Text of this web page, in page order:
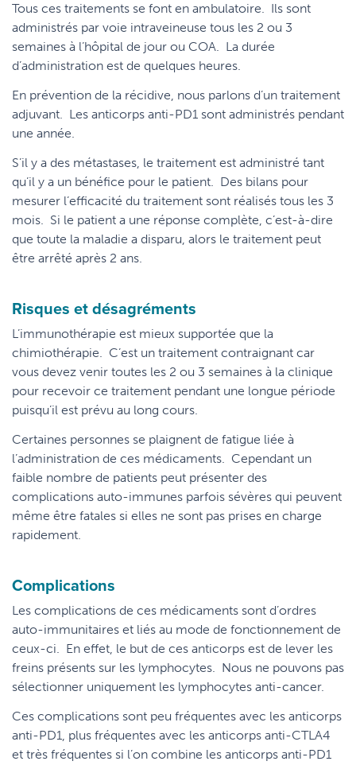
Tous ces traitements se font en ambulatoire. Ils sont
administrés par voie intraveineuse tous les 2 ou 3
semaines à l’hôpital de jour ou COA. La durée
d’administration est de quelques heures.
En prévention de la récidive, nous parlons d’un traitement
adjuvant. Les anticorps anti-PD1 sont administrés pendant
une année.
S’il y a des métastases, le traitement est administré tant
qu’il y a un bénéfice pour le patient. Des bilans pour
mesurer l’efficacité du traitement sont réalisés tous les 3
mois. Si le patient a une réponse complète, c’est-à-dire
que toute la maladie a disparu, alors le traitement peut
être arrêté après 2 ans.
Risques et désagréments
L’immunothérapie est mieux supportée que la
chimiothérapie. C’est un traitement contraignant car
vous devez venir toutes les 2 ou 3 semaines à la clinique
pour recevoir ce traitement pendant une longue période
puisqu’il est prévu au long cours.
Certaines personnes se plaignent de fatigue liée à
l’administration de ces médicaments. Cependant un
faible nombre de patients peut présenter des
complications auto-immunes parfois sévères qui peuvent
même être fatales si elles ne sont pas prises en charge
rapidement.
Complications
Les complications de ces médicaments sont d’ordres
auto-immunitaires et liés au mode de fonctionnement de
ceux-ci. En effet, le but de ces anticorps est de lever les
freins présents sur les lymphocytes. Nous ne pouvons pas
sélectionner uniquement les lymphocytes anti-cancer.
Ces complications sont peu fréquentes avec les anticorps
anti-PD1, plus fréquentes avec les anticorps anti-CTLA4
et très fréquentes si l’on combine les anticorps anti-PD1